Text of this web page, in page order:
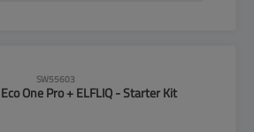
SW55603
One Pro + ELFLIQ - Starter Kit